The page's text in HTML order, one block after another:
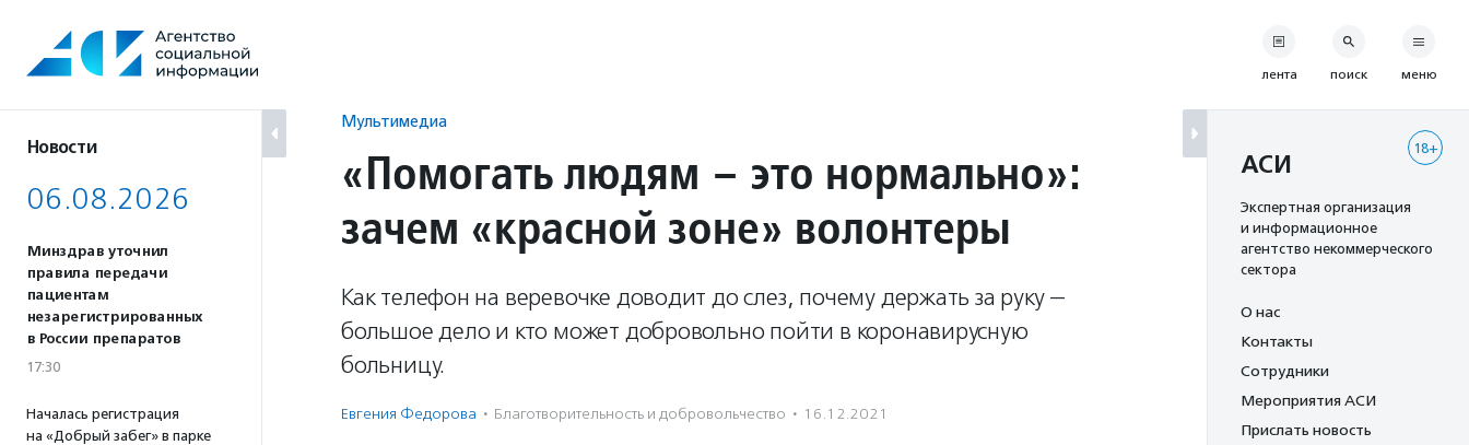
содержанию
Новости
06.08.2026
Минздрав уточнил
правила передачи
пациентам
незарегистрированных
в России препаратов
17:30
Началась регистрация
на «Добрый забег» в парке
Мультимедиа
«Помогать людям – это нормально»:
зачем «красной зоне» волонтеры
Как телефон на веревочке доводит до слез, почему держать за руку —
большое дело и кто может добровольно пойти в коронавирусную
больницу.
Евгения Федорова · Благотвори­тель­ность и доброволь­чест­во · 16.12.2021
лента поиск меню
18+
АСИ
Экспертная организация
и информационное
агентство некоммерческого
сектора
О нас
Контакты
Сотрудники
Мероприятия АСИ
Прислать новость